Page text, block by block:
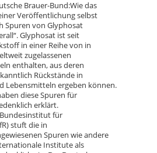
Brauer-Bund:Wie das
Veröffentlichung selbst
Spuren von Glyphosat
Glyphosat ist seit
in einer Reihe von in
zugelassenen
enthalten, aus deren
Rückstände in
Lebensmitteln ergeben können.
diese Spuren für
erklärt.
für
stuft die in
Spuren wie andere
Institute als